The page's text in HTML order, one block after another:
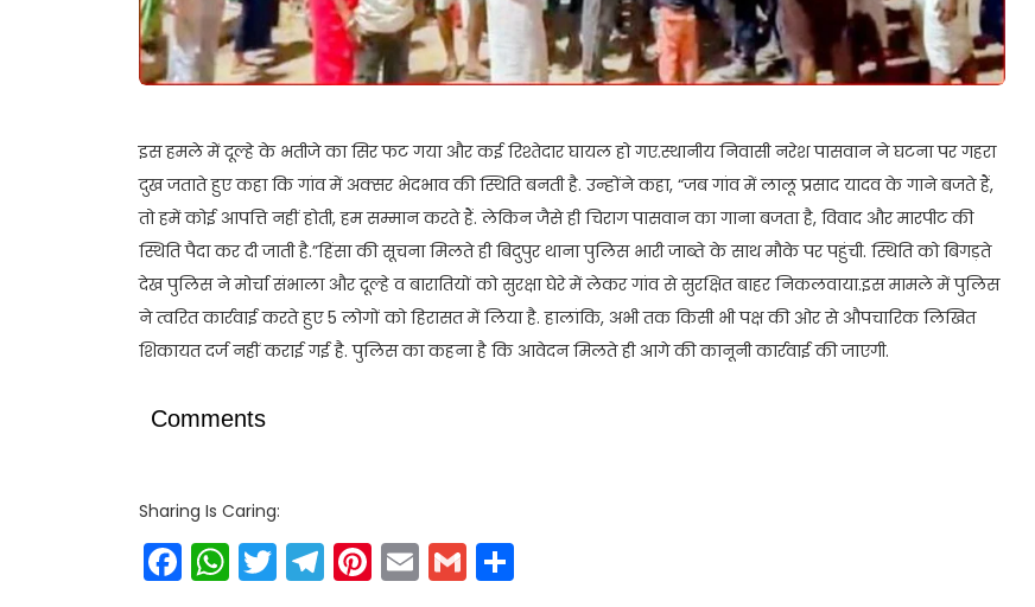
इस हमले में दूल्हे के भतीजे का सिर फट गया और कई रिश्तेदार घायल हो गए.स्थानीय निवासी नरेश पासवान ने घटना पर गहरा
दुख जताते हुए कहा कि गांव में अक्सर भेदभाव की स्थिति बनती है. उन्होंने कहा, “जब गांव में लालू प्रसाद यादव के गाने बजते हैं,
तो हमें कोई आपत्ति नहीं होती, हम सम्मान करते हैं. लेकिन जैसे ही चिराग पासवान का गाना बजता है, विवाद और मारपीट की
स्थिति पैदा कर दी जाती है.”हिंसा की सूचना मिलते ही बिदुपुर थाना पुलिस भारी जाब्ते के साथ मौके पर पहुंची. स्थिति को बिगड़ते
देख पुलिस ने मोर्चा संभाला और दूल्हे व बारातियों को सुरक्षा घेरे में लेकर गांव से सुरक्षित बाहर निकलवाया.इस मामले में पुलिस
ने त्वरित कार्रवाई करते हुए 5 लोगों को हिरासत में लिया है. हालांकि, अभी तक किसी भी पक्ष की ओर से औपचारिक लिखित
शिकायत दर्ज नहीं कराई गई है. पुलिस का कहना है कि आवेदन मिलते ही आगे की कानूनी कार्रवाई की जाएगी.
Comments
Sharing Is Caring:
Facebook
WhatsApp
Twitter
Telegram
Pinterest
EmailGmail